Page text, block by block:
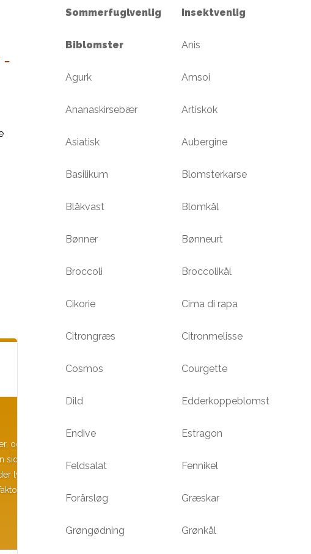
–
og
sidst er
lyde et
for de
Sommerfuglvenlig Insektvenlig
Biblomster Anis
Agurk Amsoi
Ananaskirsebær Artiskok
Asiatisk Aubergine
Basilikum Blomsterkarse
Blåkvast Blomkål
Bønner Bønneurt
Broccoli Broccolikål
Cikorie Cima di rapa
Citrongræs Citronmelisse
Cosmos Courgette
Dild Edderkoppeblomst
Endive Estragon
Feldsalat Fennikel
Forårsløg Græskar
Grøngødning Grønkål